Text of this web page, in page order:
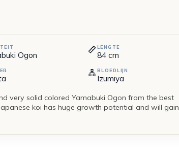
Ogon
LENGTE
84cm
BLOEDLIJN
Izumiya
very solid colored Yamabuki Ogon from the best
koi has huge growth potential and will gain